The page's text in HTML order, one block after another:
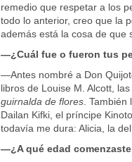
remedio que respetar a los
todo lo anterior, creo que la
además está la cosa de que
—¿Cuál fue o fueron tus
—Antes nombré a Don
libros de Louise M. Alcott,
guirnalda de flores. También
Dailan Kifki, el príncipe
todavía me dura: Alicia, la
—¿A qué edad